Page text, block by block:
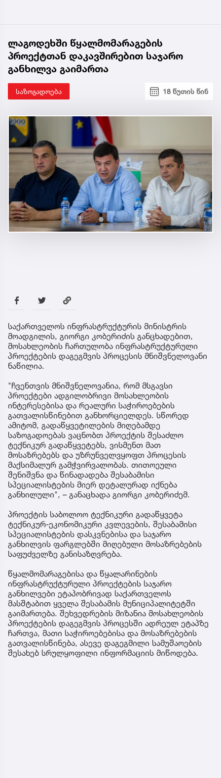
ლაგოდეხში წყალმომარაგების
პროექტთან დაკავშირებით საჯარო
განხილვა გაიმართა
საზოგადოება 18 წუთის წინ
საქართველოს ინფრასტრუქტურის მინისტრის
მოადგილის, გიორგი კობერიძის განცხადებით,
მოსახლეობის ჩართულობა ინფრასტრუქტურული
პროექტების დაგეგმვის პროცესის მნიშვნელოვანი
ნაწილია.
"ჩვენთვის მნიშვნელოვანია, რომ მსგავსი
პროექტები ადგილობრივი მოსახლეობის
ინტერესებისა და რეალური საჭიროებების
გათვალისწინებით განხორციელდეს. სწორედ
ამიტომ, გადაწყვეტილების მიღებამდე
საზოგადოებას ვაცნობთ პროექტის შესაძლო
ტექნიკურ გადაწყვეტებს, ვისმენთ მათ
მოსაზრებებს და უზრუნველვყოფთ პროცესის
მაქსიმალურ გამჭვირვალობას. თითოეული
შენიშვნა და წინადადება შესაბამისი
სპეციალისტების მიერ დეტალურად იქნება
განხილული", – განაცხადა გიორგი კობერიძემ.
პროექტის საბოლოო ტექნიკური გადაწყვეტა
ტექნიკურ-ეკონომიკური კვლევების, შესაბამისი
სპეციალისტების დასკვნებისა და საჯარო
განხილვის ფარგლებში მიღებული მოსაზრებების
საფუძველზე განისაზღვრება.
წყალმომარაგებისა და წყალარინების
ინფრასტრუქტურული პროექტების საჯარო
განხილვები ეტაპობრივად საქართველოს
მასშტაბით ყველა შესაბამის მუნიციპალიტეტში
გაიმართება. შეხვედრების მიზანია მოსახლეობის
პროექტების დაგეგმვის პროცესში ადრეულ ეტაპზე
ჩართვა, მათი საჭიროებებისა და მოსაზრებების
გათვალისწინება, ასევე დაგეგმილი სამუშაოების
შესახებ სრულყოფილი ინფორმაციის მიწოდება.